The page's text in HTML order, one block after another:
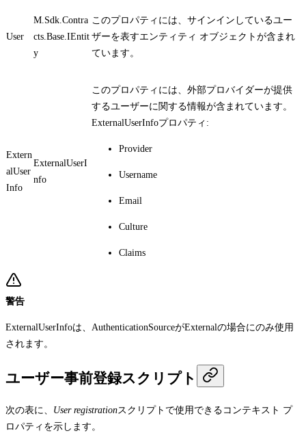
User
M.Sdk.Contra
cts.Base.IEntit
y
このプロパティには、サインインしているユー
ザーを表すエンティティ オブジェクトが含まれ
ています。
Extern
alUser
Info
ExternalUserI
nfo
このプロパティには、外部プロバイダーが提供
するユーザーに関する情報が含まれています。
ExternalUserInfoプロパティ:
Provider
Username
Email
Culture
Claims
警告
ExternalUserInfoは、 AuthenticationSourceがExternalの場合にのみ使用
されます。
ユーザー事前登録スクリプト
次の表に、 User registrationスクリプトで使用できるコンテキスト プ
ロパティを示します。